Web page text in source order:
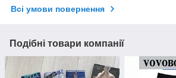
Всі умови повернення
Подібні товари компанії